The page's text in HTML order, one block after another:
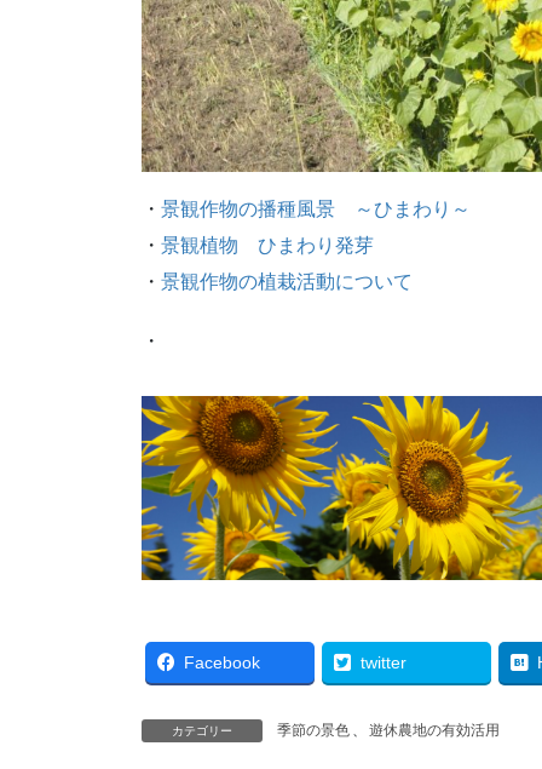
・ 景観作物の播種風景 ～ひまわり～
・ 景観植物 ひまわり発芽
・ 景観作物の植栽活動について
・
Facebook twitter
カテゴリー 季節の景色 遊休農地の有効活用